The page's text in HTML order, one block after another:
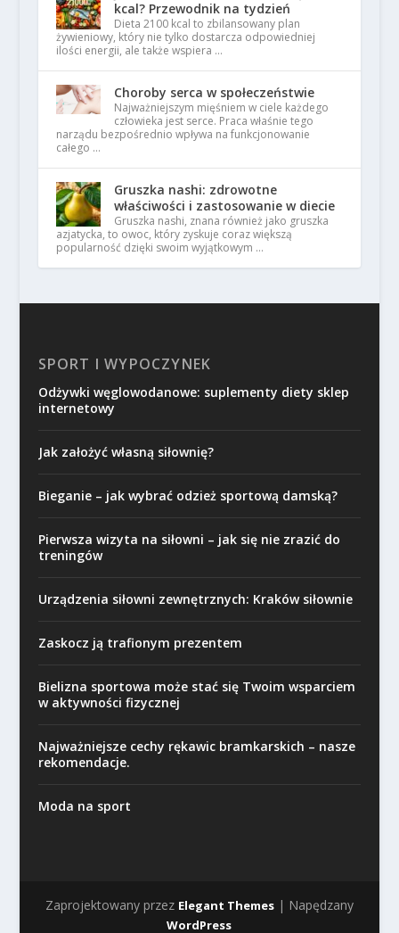
kcal? Przewodnik na tydzień
Dieta 2100 kcal to zbilansowany plan
żywieniowy, który nie tylko dostarcza odpowiedniej
ilości energii, ale także wspiera …
Choroby serca w społeczeństwie
Najważniejszym mięśniem w ciele każdego
człowieka jest serce. Praca właśnie tego
narządu bezpośrednio wpływa na funkcjonowanie
całego …
Gruszka nashi: zdrowotne
właściwości i zastosowanie w diecie
Gruszka nashi, znana również jako gruszka
azjatycka, to owoc, który zyskuje coraz większą
popularność dzięki swoim wyjątkowym …
SPORT I WYPOCZYNEK
Odżywki węglowodanowe: suplementy diety sklep
internetowy
Jak założyć własną siłownię?
Bieganie – jak wybrać odzież sportową damską?
Pierwsza wizyta na siłowni – jak się nie zrazić do
treningów
Urządzenia siłowni zewnętrznych: Kraków siłownie
Zaskocz ją trafionym prezentem
Bielizna sportowa może stać się Twoim wsparciem
w aktywności fizycznej
Najważniejsze cechy rękawic bramkarskich – nasze
rekomendacje.
Moda na sport
Zaprojektowany przez Elegant Themes| Napędzany
WordPress